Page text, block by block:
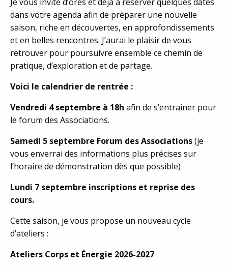
dans votre agenda afin de préparer une nouvelle
saison, riche en découvertes, en approfondissements
et en belles rencontres. J’aurai le plaisir de vous
retrouver pour poursuivre ensemble ce chemin de
pratique, d’exploration et de partage.
Voici le calendrier de rentrée :
Vendredi 4 septembre à 18h afin de s’entrainer pour
le forum des Associations.
Samedi 5 septembre Forum des Associations(je
vous enverrai des informations plus précises sur
l’horaire de démonstration dès que possible)
Lundi 7 septembre inscriptions et reprise des
cours.
Cette saison, je vous propose un nouveau cycle
d’ateliers :
Ateliers Corps et Énergie 2026-2027